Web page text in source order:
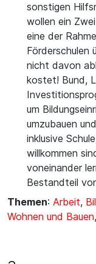
sonstigen
wollen ein
eine der
Förderschulen
nicht davon
kostet! Bund,
um
umzubauen
inklusive
willkommen
voneinander
Bestandteil
Themen: Arbeit,
Wohnen und Bauen,